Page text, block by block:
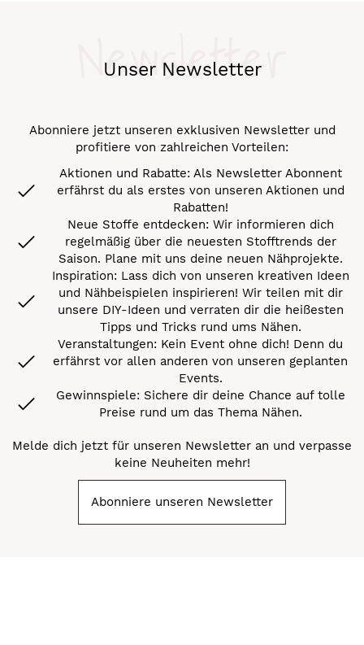
Unser Newsletter
Newsletter
Abonniere jetzt unseren exklusiven Newsletter und
profitiere von zahlreichen Vorteilen:
Aktionen und Rabatte: Als Newsletter Abonnent
erfährst du als erstes von unseren Aktionen und
Rabatten!
Neue Stoffe entdecken: Wir informieren dich
regelmäßig über die neuesten Stofftrends der
Saison. Plane mit uns deine neuen Nähprojekte.
Inspiration: Lass dich von unseren kreativen Ideen
und Nähbeispielen inspirieren! Wir teilen mit dir
unsere DIY-Ideen und verraten dir die heißesten
Tipps und Tricks rund ums Nähen.
Veranstaltungen: Kein Event ohne dich! Denn du
erfährst vor allen anderen von unseren geplanten
Events.
Gewinnspiele: Sichere dir deine Chance auf tolle
Preise rund um das Thema Nähen.
Melde dich jetzt für unseren Newsletter an und verpasse
keine Neuheiten mehr!
Abonniere unseren Newsletter